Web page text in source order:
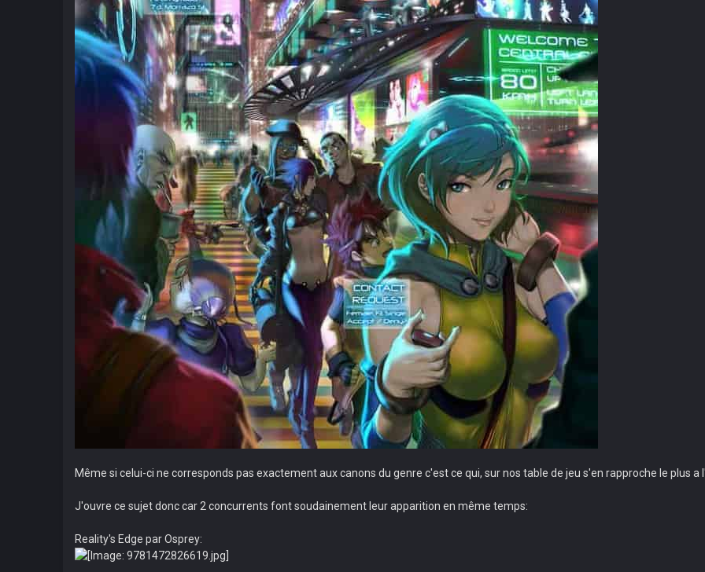
Même si celui-ci ne corresponds pas exactement aux canons du genre c'est ce qui, sur nos table de jeu s'en rapproche le plus a
J'ouvre ce sujet donc car 2 concurrents font soudainement leur apparition en même temps:
Reality's Edge par Osprey: